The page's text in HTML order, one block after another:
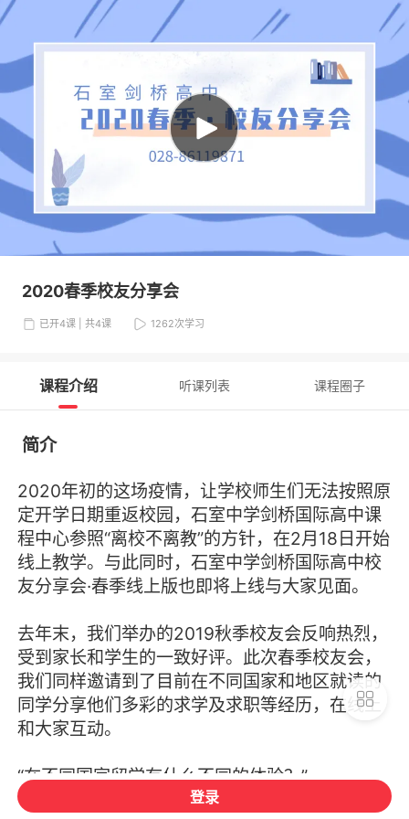
2020春季校友分享会
已开4课 | 共4课 1262次学习
课程介绍 听课列表 课程圈子
简介
2020年初的这场疫情，让学校师生们无法按照原
定开学日期重返校园，石室中学剑桥国际高中课
程中心参照“离校不离教”的方针，在2月18日开始
线上教学。与此同时，石室中学剑桥国际高中校
友分享会·春季线上版也即将上线与大家见面。
去年末，我们举办的2019秋季校友会反响热烈，
受到家长和学生的一致好评。此次春季校友会，
我们同样邀请到了目前在不同国家和地区就读的
同学分享他们多彩的求学及求职等经历，在线上
和大家互动。
“在不同国家留学有什么不同的体验？”
登录